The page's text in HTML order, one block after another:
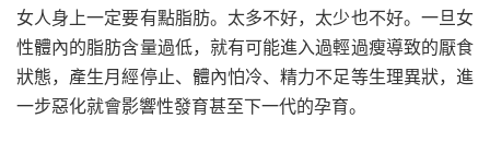
女人身上一定要有點脂肪。太多不好，太少也不好。一旦女
性體內的脂肪含量過低，就有可能進入過輕過瘦導致的厭食
狀態，產生月經停止、體內怕冷、精力不足等生理異狀，進
一步惡化就會影響性發育甚至下一代的孕育。